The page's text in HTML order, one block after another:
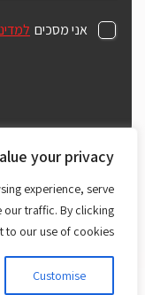
your privacy
experience, serve
our traffic. By clicking
to our use of cookies.
Customise
אני מסכים
ארק אוטומציה
רובוטיקה
עדינה ובמציאת
הכולל מבדקים
כל הזכויות